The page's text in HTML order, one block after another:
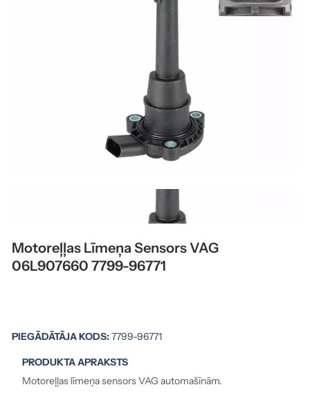
Motoreļļas Līmeņa Sensors VAG
06L907660 7799-96771
PIEGĀDĀTĀJA KODS:7799-96771
PRODUKTA APRAKSTS
Motoreļļas līmeņa sensors VAG automašīnām.